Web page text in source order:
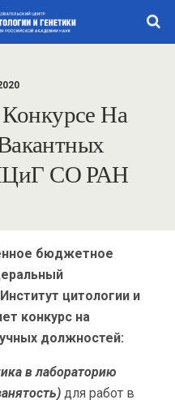
На
СО РАН
бюджетное
цитологии и
конкурс на
должностей:
в лабораторию
для работ в